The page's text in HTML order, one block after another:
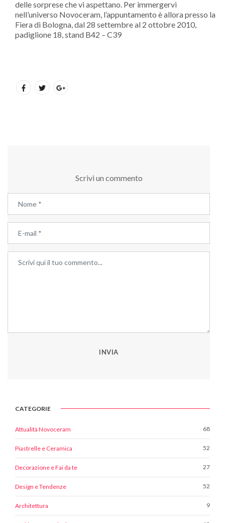
delle sorprese che vi aspettano. Per immergervi
nell’universo Novoceram, l’appuntamento è allora presso la
Fiera di Bologna, dal 28 settembre al 2 ottobre 2010,
padiglione 18, stand B42 – C39
Scrivi un commento
INVIA
CATEGORIE
Attualità Novoceram 68
Piastrelle e Ceramica 52
Decorazione e Fai da te 27
Design e Tendenze 52
Architettura 9